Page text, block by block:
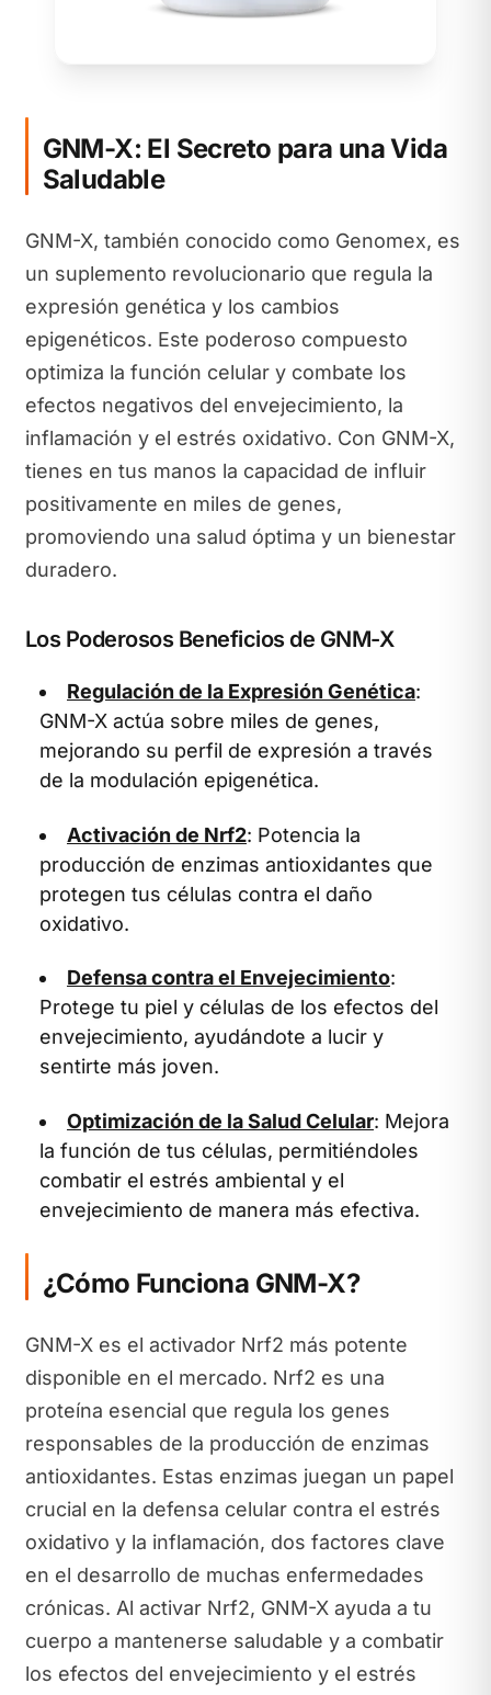
GNM-X: El Secreto para una Vida
Saludable
GNM-X, también conocido como Genomex, es
un suplemento revolucionario que regula la
expresión genética y los cambios
epigenéticos. Este poderoso compuesto
optimiza la función celular y combate los
efectos negativos del envejecimiento, la
inflamación y el estrés oxidativo. Con GNM-X,
tienes en tus manos la capacidad de influir
positivamente en miles de genes,
promoviendo una salud óptima y un bienestar
duradero.
Los Poderosos Beneficios de GNM-X
Regulación de la Expresión Genética:
GNM-X actúa sobre miles de genes,
mejorando su perfil de expresión a través
de la modulación epigenética.
Activación de Nrf2: Potencia la
producción de enzimas antioxidantes que
protegen tus células contra el daño
oxidativo.
Defensa contra el Envejecimiento:
Protege tu piel y células de los efectos del
envejecimiento, ayudándote a lucir y
sentirte más joven.
Optimización de la Salud Celular: Mejora
la función de tus células, permitiéndoles
combatir el estrés ambiental y el
envejecimiento de manera más efectiva.
¿Cómo Funciona GNM-X?
GNM-X es el activador Nrf2 más potente
disponible en el mercado. Nrf2 es una
proteína esencial que regula los genes
responsables de la producción de enzimas
antioxidantes. Estas enzimas juegan un papel
crucial en la defensa celular contra el estrés
oxidativo y la inflamación, dos factores clave
en el desarrollo de muchas enfermedades
crónicas. Al activar Nrf2, GNM-X ayuda a tu
cuerpo a mantenerse saludable y a combatir
los efectos del envejecimiento y el estrés